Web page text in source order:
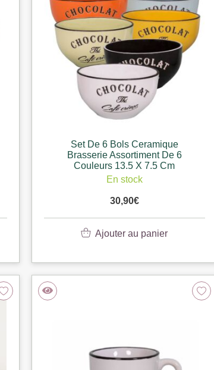
Set De 6 Bols Ceramique
Brasserie Assortiment De 6
Couleurs 13.5 X 7.5 Cm
En stock
30,90€
Ajouter au panier